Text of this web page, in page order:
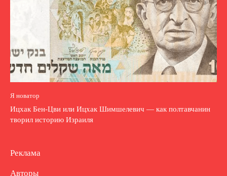
Я новатор
Ицхак Бен-Цви или Ицхак Шимшелевич — как полтавчанин
творил историю Израиля
Реклама
Авторы